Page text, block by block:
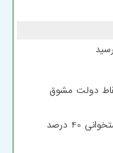
سال در صف اسقاط دولت مشوق
گیلان پیشتاز احیای ذخایر آبزی صید ماهیان استخوانی 40 درصد